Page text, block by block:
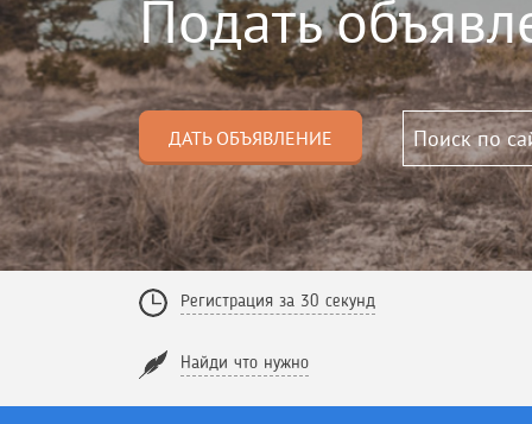
Подать
ДАТЬ ОБЪЯВЛЕНИЕ
Регистрация за 30 секунд
Найди что нужно